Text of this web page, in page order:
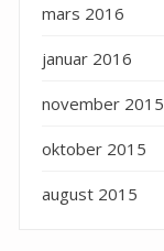
mars 2016
januar 2016
november 2015
oktober 2015
august 2015